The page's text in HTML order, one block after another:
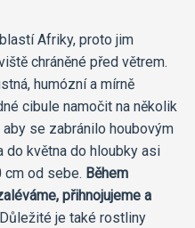
Afriky, proto jim
chráněné před větrem.
humózní a mírně
cibule namočit na několik
se zabránilo houbovým
do května do hloubky asi
od sebe. Během
přihnojujeme a
Důležité je také rostliny